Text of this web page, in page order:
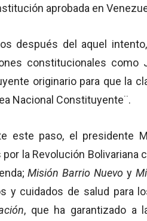
aprobada en
después del aquel
constitucionales como
originario para que la
Nacional Constituyente¨.
este paso, el presidente
por la Revolución Bolivariana
Misión Barrio Nuevo y
y cuidados de salud para
, que ha garantizado a